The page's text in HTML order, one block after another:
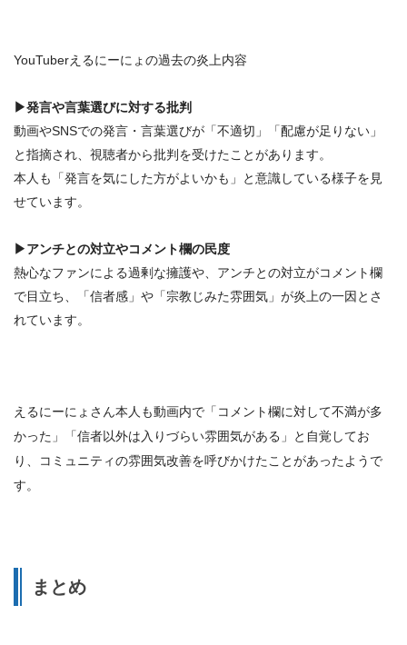
YouTuberえるにーにょの過去の炎上内容
▶発言や言葉選びに対する批判
動画やSNSでの発言・言葉選びが「不適切」「配慮が足りない」
と指摘され、視聴者から批判を受けたことがあります。
本人も「発言を気にした方がよいかも」と意識している様子を見
せています。
▶アンチとの対立やコメント欄の民度
熱心なファンによる過剰な擁護や、アンチとの対立がコメント欄
で目立ち、「信者感」や「宗教じみた雰囲気」が炎上の一因とさ
れています。
えるにーにょさん本人も動画内で「コメント欄に対して不満が多
かった」「信者以外は入りづらい雰囲気がある」と自覚してお
り、
コミュニティの雰囲気改善を呼びかけたことがあったようで
す。
まとめ